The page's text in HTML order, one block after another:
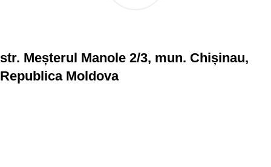
str. Meșterul Manole 2/3, mun. Chișinau,
Republica Moldova